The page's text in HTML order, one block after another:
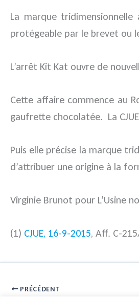
La marque
protégeable par le brevet ou
L’arrêt Kit Kat ouvre de
Cette affaire commence au
gaufrette chocolatée. La
Puis elle précise la marque
d’attribuer une origine à la
Virginie Brunot pour L’Usine
(1) CJUE, 16-9-2015, Aff. C-
PRÉCÉDENT